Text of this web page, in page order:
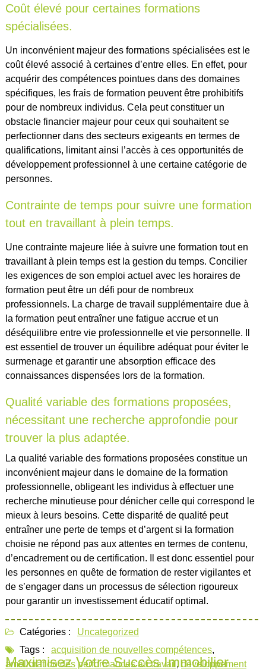
Coût élevé pour certaines formations
spécialisées.
Un inconvénient majeur des formations spécialisées est le
coût élevé associé à certaines d’entre elles. En effet, pour
acquérir des compétences pointues dans des domaines
spécifiques, les frais de formation peuvent être prohibitifs
pour de nombreux individus. Cela peut constituer un
obstacle financier majeur pour ceux qui souhaitent se
perfectionner dans des secteurs exigeants en termes de
qualifications, limitant ainsi l’accès à ces opportunités de
développement professionnel à une certaine catégorie de
personnes.
Contrainte de temps pour suivre une formation
tout en travaillant à plein temps.
Une contrainte majeure liée à suivre une formation tout en
travaillant à plein temps est la gestion du temps. Concilier
les exigences de son emploi actuel avec les horaires de
formation peut être un défi pour de nombreux
professionnels. La charge de travail supplémentaire due à
la formation peut entraîner une fatigue accrue et un
déséquilibre entre vie professionnelle et vie personnelle. Il
est essentiel de trouver un équilibre adéquat pour éviter le
surmenage et garantir une absorption efficace des
connaissances dispensées lors de la formation.
Qualité variable des formations proposées,
nécessitant une recherche approfondie pour
trouver la plus adaptée.
La qualité variable des formations proposées constitue un
inconvénient majeur dans le domaine de la formation
professionnelle, obligeant les individus à effectuer une
recherche minutieuse pour dénicher celle qui correspond le
mieux à leurs besoins. Cette disparité de qualité peut
entraîner une perte de temps et d’argent si la formation
choisie ne répond pas aux attentes en termes de contenu,
d’encadrement ou de certification. Il est donc essentiel pour
les personnes en quête de formation de rester vigilantes et
de s’engager dans un processus de sélection rigoureux
pour garantir un investissement éducatif optimal.
Catégories :
Uncategorized
Tags :
acquisition de nouvelles compétences,
amélioration des performances au travail, développement
Maximisez Votre Succès Immobilier